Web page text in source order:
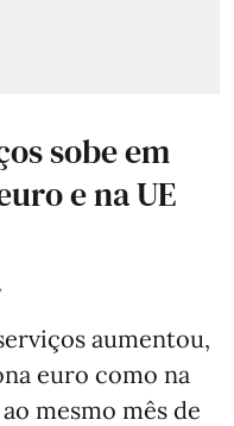
sobe em
e na UE
aumentou,
euro como na
mesmo mês de